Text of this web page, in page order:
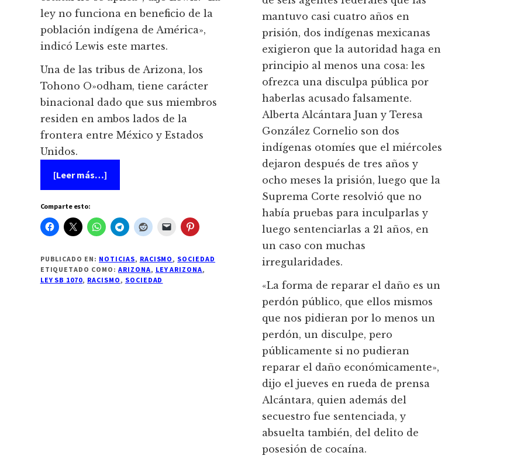
ley no funciona en beneficio de la
población indígena de América»,
indicó Lewis este martes.
Una de las tribus de Arizona, los
Tohono O»odham, tiene carácter
binacional dado que sus miembros
residen en ambos lados de la
frontera entre México y Estados
Unidos.
[Leer más…]acerca
de
Las
Arizona
protestan
por
SB
1070
Comparte esto:
PUBLICADO EN: NOTICIAS, RACISMO, SOCIEDAD
ETIQUETADO COMO: ARIZONA, LEY ARIZONA,
LEY SB 1070, RACISMO, SOCIEDAD
mantuvo casi cuatro años en
prisión, dos indígenas mexicanas
exigieron que la autoridad haga en
principio al menos una cosa: les
ofrezca una disculpa pública por
haberlas acusado falsamente.
Alberta Alcántara Juan y Teresa
González Cornelio son dos
indígenas otomíes que el miércoles
dejaron después de tres años y
ocho meses la prisión, luego que la
Suprema Corte resolvió que no
había pruebas para inculparlas y
luego sentenciarlas a 21 años, en
un caso con muchas
irregularidades.
«La forma de reparar el daño es un
perdón público, que ellos mismos
que nos pidieran por lo menos un
perdón, un disculpe, pero
públicamente si no pudieran
reparar el daño económicamente»,
dijo el jueves en rueda de prensa
Alcántara, quien además del
secuestro fue sentenciada, y
absuelta también, del delito de
posesión de cocaína.